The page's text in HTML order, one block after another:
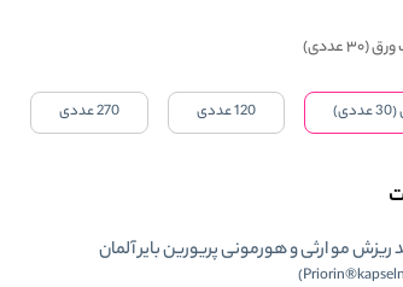
(30 عددی)
120 عددی 270 عددی
مو ارثی و هورمونی پریورین بایر آلمان